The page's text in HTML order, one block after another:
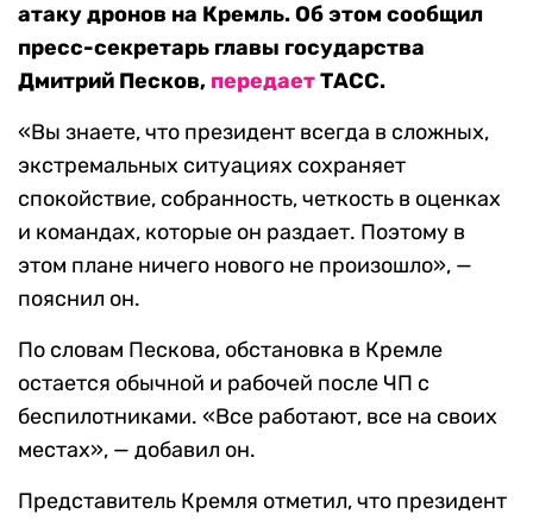
атаку дронов на Кремль. Об этом сообщил
пресс-секретарь главы государства
Дмитрий Песков, передаетТАСС.
«Вы знаете, что президент всегда в сложных,
экстремальных ситуациях сохраняет
спокойствие, собранность, четкость в оценках
и командах, которые он раздает. Поэтому в
этом плане ничего нового не произошло», —
пояснил он.
По словам Пескова, обстановка в Кремле
остается обычной и рабочей после ЧП с
беспилотниками. «Все работают, все на своих
местах», — добавил он.
Представитель Кремля отметил, что президент